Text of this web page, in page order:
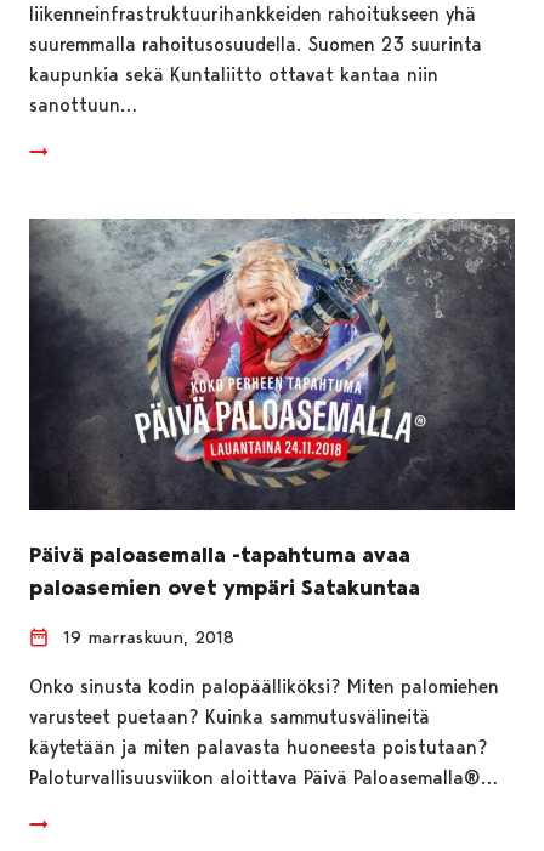
liikenneinfrastruktuurihankkeiden rahoitukseen yhä
suuremmalla rahoitusosuudella. Suomen 23 suurinta
kaupunkia sekä Kuntaliitto ottavat kantaa niin
sanottuun…
Päivä paloasemalla -tapahtuma avaa
paloasemien ovet ympäri Satakuntaa
19 marraskuun, 2018
Onko sinusta kodin palopäälliköksi? Miten palomiehen
varusteet puetaan? Kuinka sammutusvälineitä
käytetään ja miten palavasta huoneesta poistutaan?
Paloturvallisuusviikon aloittava Päivä Paloasemalla®…